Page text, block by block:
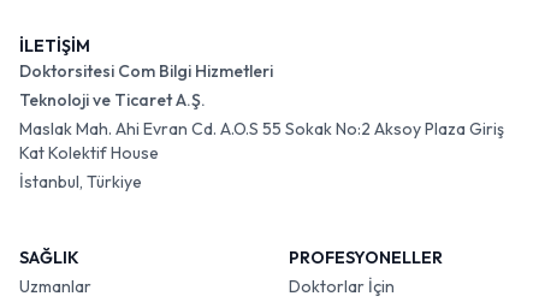
İLETİŞİM
Doktorsitesi Com Bilgi Hizmetleri
Teknoloji ve Ticaret A.Ş.
Maslak Mah. Ahi Evran Cd. A.O.S 55 Sokak No:2 Aksoy Plaza Giriş
Kat Kolektif House
İstanbul, Türkiye
SAĞLIK
Uzmanlar
PROFESYONELLER
Doktorlar İçin